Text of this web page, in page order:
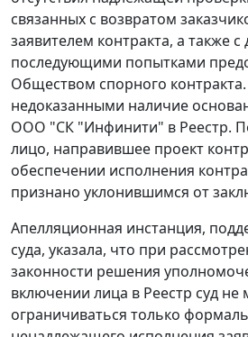
связанных с возвратом
заявителем контракта, а также с
последующими попытками
Обществом спорного контракта.
недоказанными наличие
ООО "СК "Инфинити" в Реестр.
лицо, направившее проект
обеспечении исполнения
признано уклонившимся от
Апелляционная инстанция,
суда, указала, что при
законности решения
включении лица в Реестр суд не
ограничиваться только